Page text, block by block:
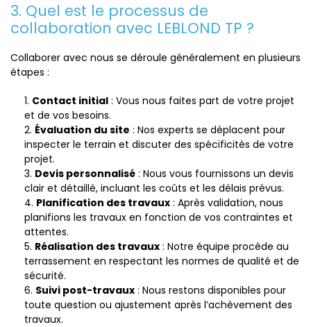
3. Quel est le processus de
collaboration avec LEBLOND TP ?
Collaborer avec nous se déroule généralement en plusieurs
étapes :
Contact initial : Vous nous faites part de votre projet
et de vos besoins.
Évaluation du site : Nos experts se déplacent pour
inspecter le terrain et discuter des spécificités de votre
projet.
Devis personnalisé : Nous vous fournissons un devis
clair et détaillé, incluant les coûts et les délais prévus.
Planification des travaux : Après validation, nous
planifions les travaux en fonction de vos contraintes et
attentes.
Réalisation des travaux : Notre équipe procède au
terrassement en respectant les normes de qualité et de
sécurité.
Suivi post-travaux : Nous restons disponibles pour
toute question ou ajustement après l’achèvement des
travaux.